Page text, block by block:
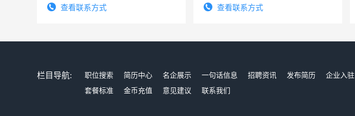
查看联系方式 查看联系方式
栏目导航: 职位搜索 简历中心 名企展示 一句话信息 招聘资讯 发布简历 企业入驻
套餐标准
金币充值 意见建议 联系我们